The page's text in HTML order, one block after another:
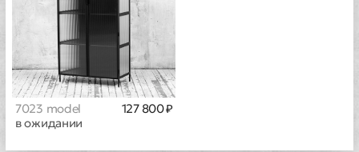
7023 model
в ожидании
127 800 ₽